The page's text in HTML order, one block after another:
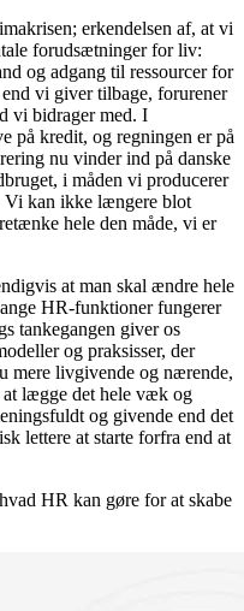
erkendelsen af, at vi
forudsætninger for liv:
og adgang til ressourcer for
vi giver tilbage, forurener
vi bidrager med. I
på kredit, og regningen er på
nu vinder ind på danske
i måden vi producerer
Vi kan ikke længere blot
hele den måde, vi er
at man skal ændre hele
HR-funktioner fungerer
tankegangen giver os
og praksisser, der
mere livgivende og nærende,
lægge det hele væk og
og givende end det
lettere at starte forfra end at
HR kan gøre for at skabe